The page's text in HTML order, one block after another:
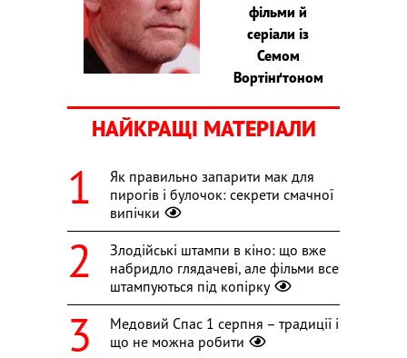
фільми й
серіали із
Семом
Вортінґтоном
НАЙКРАЩІ МАТЕРІАЛИ
Як правильно запарити мак для
пирогів і булочок: секрети смачної
випічки
Злодійські штампи в кіно: що вже
набридло глядачеві, але фільми все
штампуються під копірку
Медовий Спас 1 серпня – традиції і
що не можна робити